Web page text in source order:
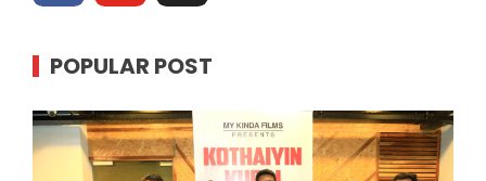
POPULAR POST